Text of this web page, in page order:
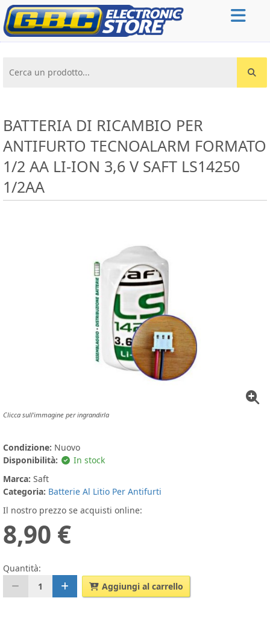
Cerca un prodotto...
BATTERIA DI RICAMBIO PER
ANTIFURTO TECNOALARM FORMATO
1/2 AA LI-ION 3,6 V SAFT LS14250
1/2AA
Clicca sull'immagine per ingrandirla
Condizione: Nuovo
Disponibilità:
In stock
Marca: Saft
Categoria: Batterie Al Litio Per Antifurti
Il nostro prezzo se acquisti online:
8,90 €
Quantità:
1
Aggiungi al carrello